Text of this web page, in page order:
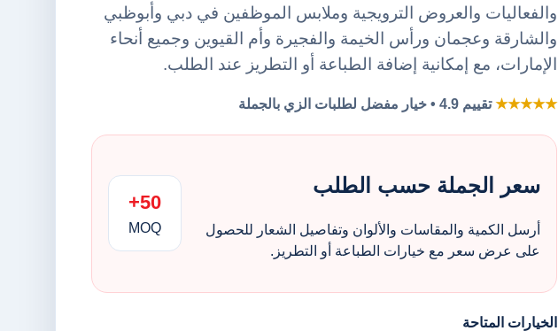
والفعاليات والعروض الترويجية وملابس الموظفين في دبي وأبوظبي
والشارقة وعجمان ورأس الخيمة والفجيرة وأم القيوين وجميع أنحاء
الإمارات، مع إمكانية إضافة الطباعة أو التطريز عند الطلب.
★★★★★تقييم 4.9 • خيار مفضل لطلبات الزي بالجملة
سعر الجملة حسب الطلب
أرسل الكمية والمقاسات والألوان وتفاصيل الشعار للحصول
على عرض سعر مع خيارات الطباعة أو التطريز.
50+
MOQ
الخيارات المتاحة